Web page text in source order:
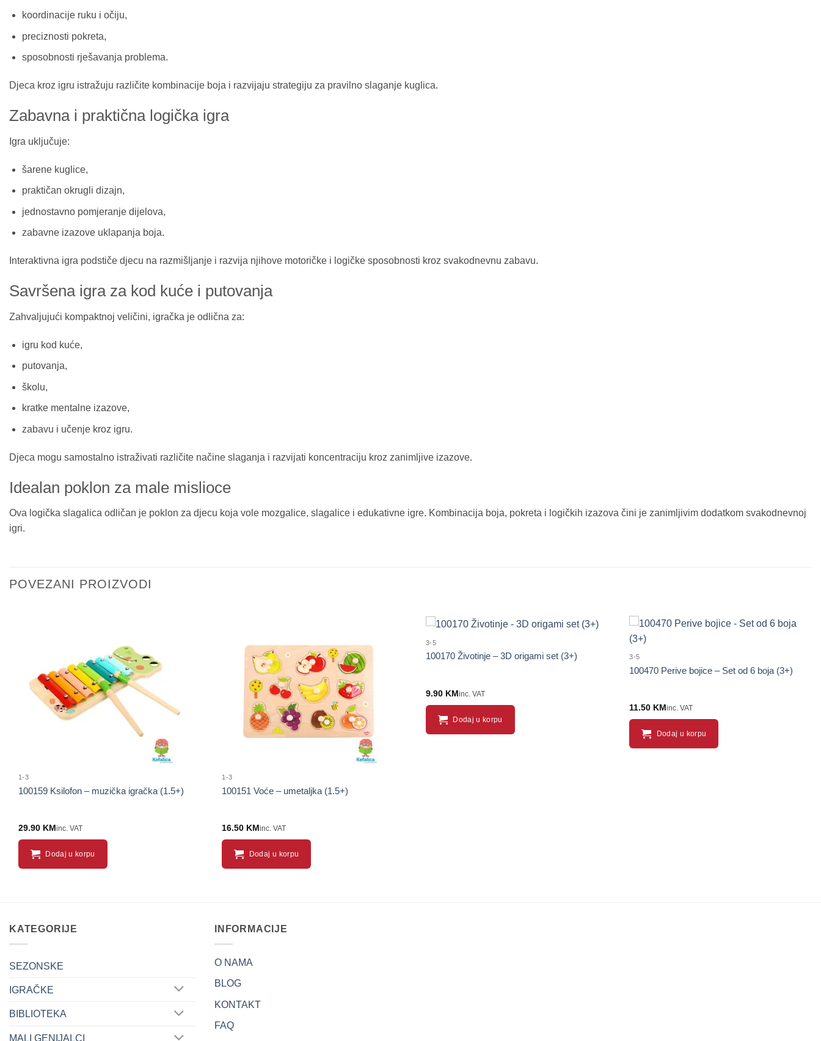
koordinacije ruku i očiju,
preciznosti pokreta,
sposobnosti rješavanja problema.
Djeca kroz igru istražuju različite kombinacije boja i razvijaju strategiju za pravilno slaganje kuglica.
Zabavna i praktična logička igra
Igra uključuje:
šarene kuglice,
praktičan okrugli dizajn,
jednostavno pomjeranje dijelova,
zabavne izazove uklapanja boja.
Interaktivna igra podstiče djecu na razmišljanje i razvija njihove motoričke i logičke sposobnosti kroz svakodnevnu zabavu.
Savršena igra za kod kuće i putovanja
Zahvaljujući kompaktnoj veličini, igračka je odlična za:
igru kod kuće,
putovanja,
školu,
kratke mentalne izazove,
zabavu i učenje kroz igru.
Djeca mogu samostalno istraživati različite načine slaganja i razvijati koncentraciju kroz zanimljive izazove.
Idealan poklon za male mislioce
Ova logička slagalica odličan je poklon za djecu koja vole mozgalice, slagalice i edukativne igre. Kombinacija boja, pokreta i logičkih izazova čini je zanimljivim dodatkom svakodnevnoj
igri.
POVEZANI PROIZVODI
1-3
100159 Ksilofon – muzička igračka (1.5+)
29.90 KMinc. VAT
Dodaj u korpu
1-3
100151 Voće – umetaljka (1.5+)
16.50 KMinc. VAT
Dodaj u korpu
3-5
100170 Životinje – 3D origami set (3+)
9.90 KMinc. VAT
Dodaj u korpu
3-5
100470 Perive bojice – Set od 6 boja (3+)
11.50 KMinc. VAT
Dodaj u korpu
KATEGORIJE
SEZONSKE
IGRAČKE
BIBLIOTEKA
MALI GENIJALCI
INFORMACIJE
O NAMA
BLOG
KONTAKT
FAQ